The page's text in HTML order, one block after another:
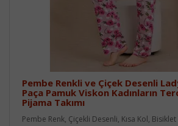
Pembe Renkli ve Çiçek Desenli
Paça Pamuk Viskon Kadınların
Pijama Takımı
Pembe Renk, Çiçekli Desenli, Kısa Kol, Bisiklet